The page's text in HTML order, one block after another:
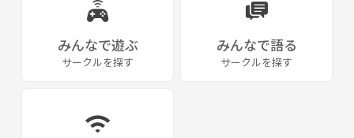
みんなで遊ぶ
サークルを探す
みんなで語る
サークルを探す